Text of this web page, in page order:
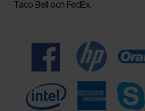
Taco Bell och FedEx.